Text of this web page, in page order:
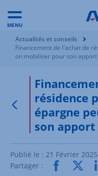
MENU
Vous êtes ici:
Actualités et conseils
Financement de l'achat de
on mobiliser pour son
Retour à la page
résidence
épargne
son apport
Publié le : 21 Février 2025
Partager :